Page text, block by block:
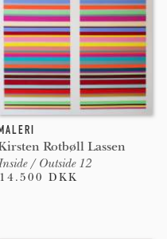
Rotbøll Lassen
Inside / Outside 12
14.500 DKK